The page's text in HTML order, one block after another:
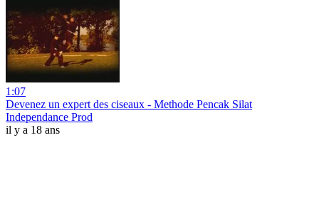
1:07
Devenez un expert des ciseaux - Methode Pencak Silat
Independance Prod
il y a 18 ans